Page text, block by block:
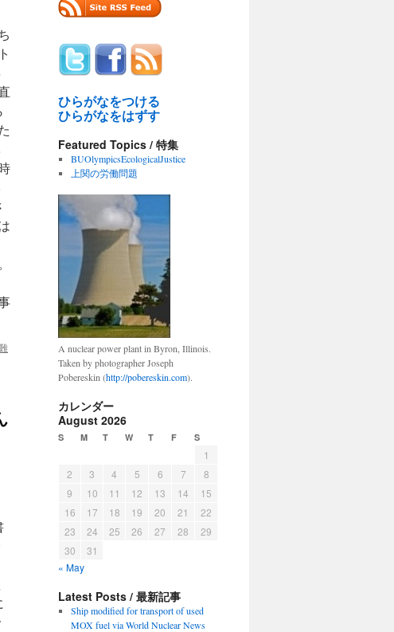
ひらがなをつける
ひらがなをはずす
Featured Topics / 特集
BUOlympicsEcologicalJustice
上関の労働問題
A nuclear power plant in Byron, Illinois.
Taken by photographer Joseph
Pobereskin (http://pobereskin.com).
カレンダー
August 2026
S M T W T F S
1
2
3 4 5 6 7
8
9
10 11 12 13 14
15
16
17 18 19 20 21
22
23
24 25 26 27 28
29
30
31
« May
Latest Posts / 最新記事
Ship modified for transport of used
MOX fuel via World Nuclear News